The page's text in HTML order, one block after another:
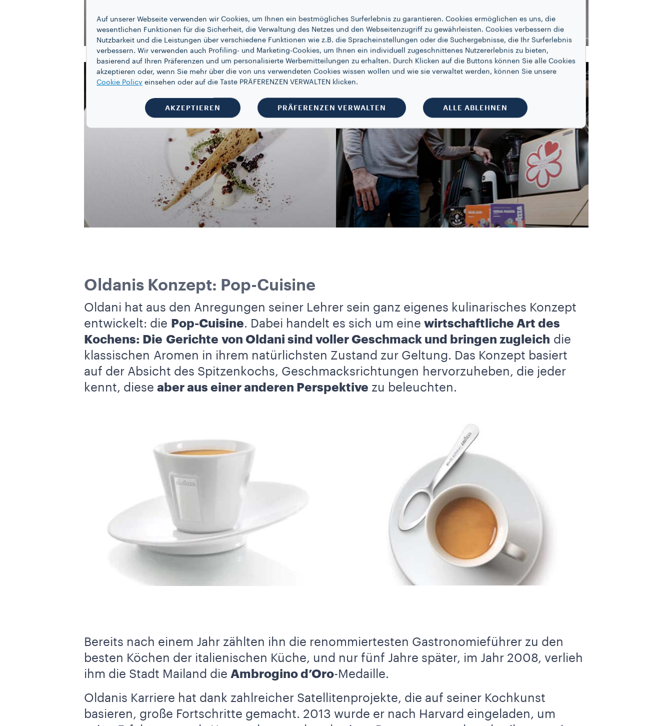
Oldanis Konzept: Pop-Cuisine
Oldani hat aus den Anregungen seiner Lehrer sein ganz eigenes kulinarisches Konzept
entwickelt: die Pop-Cuisine. Dabei handelt es sich um eine wirtschaftliche Art des
Kochens: Die Gerichte von Oldani sind voller Geschmack und bringen zugleich die
klassischen Aromen in ihrem natürlichsten Zustand zur Geltung. Das Konzept basiert
auf der Absicht des Spitzenkochs, Geschmacksrichtungen hervorzuheben, die jeder
kennt, diese aber aus einer anderen Perspektive zu beleuchten.
Bereits nach einem Jahr zählten ihn die renommiertesten Gastronomieführer zu den
besten Köchen der italienischen Küche, und nur fünf Jahre später, im Jahr 2008, verlieh
ihm die Stadt Mailand die Ambrogino d’Oro-Medaille.
Oldanis Karriere hat dank zahlreicher Satellitenprojekte, die auf seiner Kochkunst
basieren, große Fortschritte gemacht. 2013 wurde er nach Harvard eingeladen, um
Auf unserer Webseite verwenden wir Cookies, um Ihnen ein bestmögliches Surferlebnis zu garantieren. Cookies ermöglichen es uns, die
wesentlichen Funktionen für die Sicherheit, die Verwaltung des Netzes und den Webseitenzugriff zu gewährleisten. Cookies verbessern die
Nutzbarkeit und die Leistungen über verschiedene Funktionen wie z.B. die Spracheinstellungen oder die Suchergebnisse, die Ihr Surferlebnis
verbessern. Wir verwenden auch Profiling- und Marketing-Cookies, um Ihnen ein individuell zugeschnittenes Nutzererlebnis zu bieten,
basierend auf Ihren Präferenzen und um personalisierte Werbemitteilungen zu erhalten. Durch Klicken auf die Buttons können Sie alle Cookies
akzeptieren oder, wenn Sie mehr über die von uns verwendeten Cookies wissen wollen und wie sie verwaltet werden, können Sie unsere
Cookie Policy einsehen oder auf die Taste PRÄFERENZEN VERWALTEN klicken.
AKZEPTIEREN PRÄFERENZEN VERWALTEN ALLE ABLEHNEN